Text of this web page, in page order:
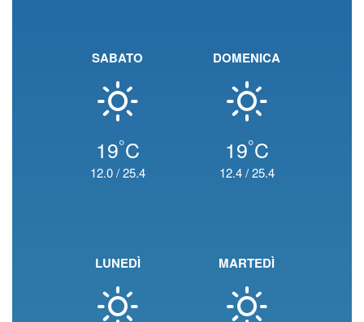
SABATO
19°C
12.0/25.4
DOMENICA
19°C
12.4/25.4
LUNEDÌ MARTEDÌ